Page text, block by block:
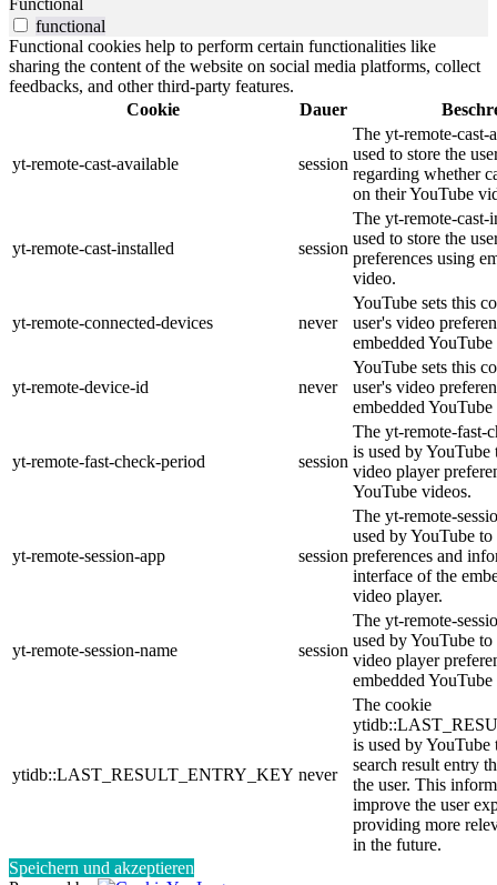
functional
Functional cookies help to perform certain functionalities like
sharing the content of the website on social media platforms, collect
feedbacks, and other third-party features.
Cookie
Dauer
yt-remote-cast-available session
The yt-remote-cast-
used to store the
regarding whether
on their YouTube
yt-remote-cast-installed session
The yt-remote-cast-
used to store the
preferences using
video.
yt-remote-connected-devices never
YouTube sets this
user's video
embedded
yt-remote-device-id never
YouTube sets this
user's video
embedded
yt-remote-fast-check-period session
The yt-remote-fast-
is used by YouTube
video player
YouTube videos.
yt-remote-session-app session
The yt-remote-
used by YouTube to
preferences and
interface of the
video player.
yt-remote-session-name session
The yt-remote-
used by YouTube to
video player
embedded
ytidb::LAST_RESULT_ENTRY_KEY never
The cookie
is used by YouTube
search result entry
the user. This
improve the user
providing more
in the future.
Speichern und akzeptieren